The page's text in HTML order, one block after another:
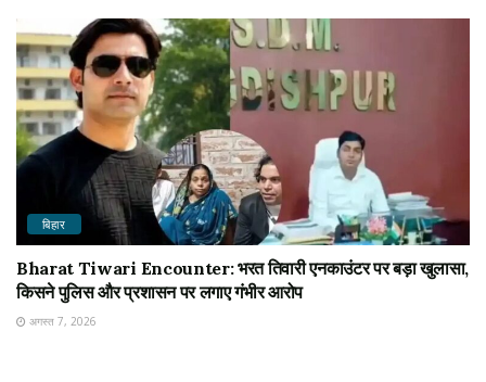
बिहार
Bharat Tiwari Encounter: भरत तिवारी एनकाउंटर पर बड़ा खुलासा,
किसने पुलिस और प्रशासन पर लगाए गंभीर आरोप
अगस्त 7, 2026